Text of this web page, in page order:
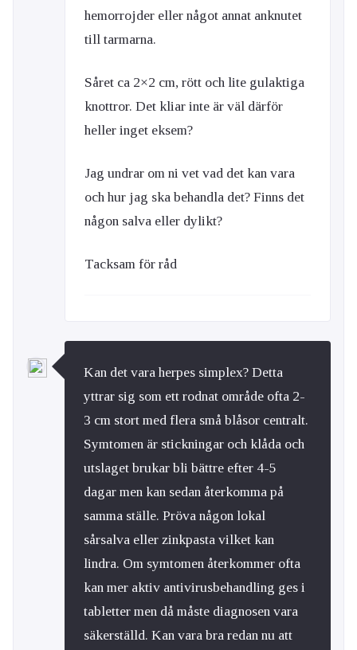
hemorrojder eller något annat anknutet
till tarmarna.
Såret ca 2×2 cm, rött och lite gulaktiga
knottror. Det kliar inte är väl därför
heller inget eksem?
Jag undrar om ni vet vad det kan vara
och hur jag ska behandla det? Finns det
någon salva eller dylikt?
Tacksam för råd
Kan det vara herpes simplex? Detta
yttrar sig som ett rodnat område ofta 2-
3 cm stort med flera små blåsor centralt.
Symtomen är stickningar och klåda och
utslaget brukar bli bättre efter 4-5
dagar men kan sedan återkomma på
samma ställe. Pröva någon lokal
sårsalva eller zinkpasta vilket kan
lindra. Om symtomen återkommer ofta
kan mer aktiv antivirusbehandling ges i
tabletter men då måste diagnosen vara
säkerställd. Kan vara bra redan nu att